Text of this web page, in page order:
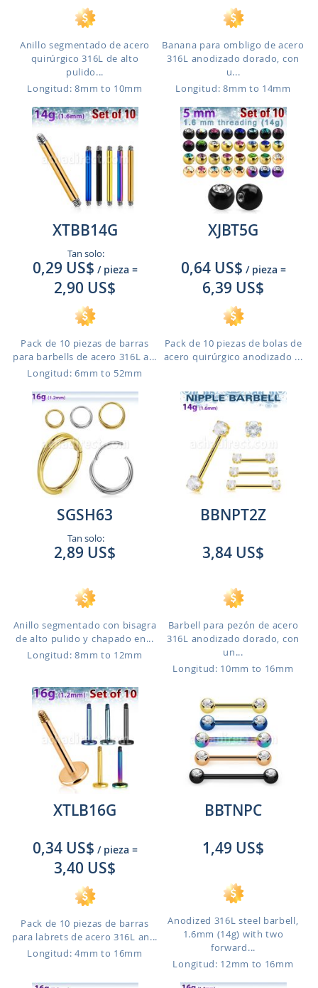
Anillo segmentado de acero
quirúrgico 316L de alto
pulido...
Longitud: 8mm to 10mm
Banana para ombligo de acero
316L anodizado dorado, con
u...
Longitud: 8mm to 14mm
XTBB14G
Tan solo:
0,29 US$ / pieza =
2,90 US$
Pack de 10 piezas de barras
para barbells de acero 316L a...
Longitud: 6mm to 52mm
XJBT5G
0,64 US$ / pieza =
6,39 US$
Pack de 10 piezas de bolas de
acero quirúrgico anodizado ...
SGSH63
Tan solo:
2,89 US$
Anillo segmentado con bisagra
de alto pulido y chapado en...
Longitud: 8mm to 12mm
BBNPT2Z
3,84 US$
Barbell para pezón de acero
316L anodizado dorado, con
un...
Longitud: 10mm to 16mm
XTLB16G
0,34 US$ / pieza =
3,40 US$
Pack de 10 piezas de barras
para labrets de acero 316L an...
Longitud: 4mm to 16mm
BBTNPC
1,49 US$
Anodized 316L steel barbell,
1.6mm (14g) with two
forward...
Longitud: 12mm to 16mm